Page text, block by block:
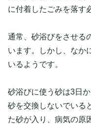
に付着したごみを落す
通常、砂浴びをさせる
います。しかし、なか
いるようです。
砂浴びに使う砂は3日
砂を交換しないでいる
た砂が入り、病気の原